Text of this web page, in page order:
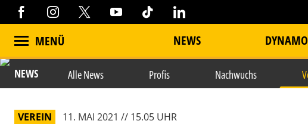
MENÜ NEWS
NEWS Alle News Profis Nachwuchs
VEREIN 11. MAI 2021 // 15.05 UHR